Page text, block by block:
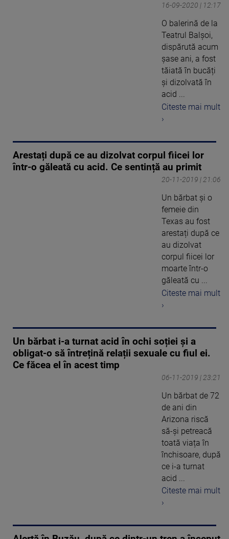
16-09-2020 | 12:17
O balerină de la
Teatrul Balșoi,
dispărută acum
șase ani, a fost
tăiată în bucăți
și dizolvată în
acid ...
Citeste mai mult
›
Arestați după ce au dizolvat corpul fiicei lor
într-o găleată cu acid. Ce sentință au primit
20-11-2019 | 21:06
Un bărbat și o
femeie din
Texas au fost
arestați după ce
au dizolvat
corpul fiicei lor
moarte într-o
găleată cu ...
Citeste mai mult
›
Un bărbat i-a turnat acid în ochi soției și a
obligat-o să întrețină relații sexuale cu fiul ei.
Ce făcea el în acest timp
06-11-2019 | 23:21
Un bărbat de 72
de ani din
Arizona riscă
să-și petreacă
toată viața în
închisoare, după
ce i-a turnat
acid ...
Citeste mai mult
›